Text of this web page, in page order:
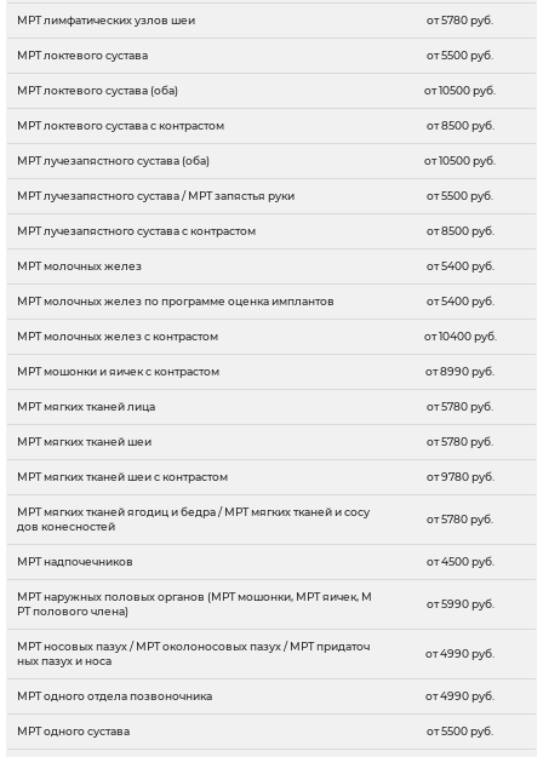
МРТ лимфатических узлов шеи от 5780 руб.
МРТ локтевого сустава от 5500 руб.
МРТ локтевого сустава (оба) от 10500 руб.
МРТ локтевого сустава с контрастом от 8500 руб.
МРТ лучезапястного сустава (оба) от 10500 руб.
МРТ лучезапястного сустава / МРТ запястья руки от 5500 руб.
МРТ лучезапястного сустава с контрастом от 8500 руб.
МРТ молочных желез от 5400 руб.
МРТ молочных желез по программе оценка имплантов от 5400 руб.
МРТ молочных желез с контрастом от 10400 руб.
МРТ мошонки и яичек с контрастом от 8990 руб.
МРТ мягких тканей лица от 5780 руб.
МРТ мягких тканей шеи от 5780 руб.
МРТ мягких тканей шеи с контрастом от 9780 руб.
МРТ мягких тканей ягодиц и бедра / МРТ мягких тканей и сосу
дов конесностей
от 5780 руб.
МРТ надпочечников от 4500 руб.
МРТ наружных половых органов (МРТ мошонки, МРТ яичек, М
РТ полового члена)
от 5990 руб.
МРТ носовых пазух / МРТ околоносовых пазух / МРТ придаточ
ных пазух и носа
от 4990 руб.
МРТ одного отдела позвоночника от 4990 руб.
МРТ одного сустава от 5500 руб.